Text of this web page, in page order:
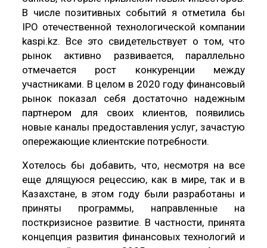
В числе позитивных событий я отметила бы
IPO отечественной технологической компании
kaspi.kz. Все это свидетельствует о том, что
рынок активно развивается, параллельно
отмечается рост конкуренции между
участниками. В целом в 2020 году финансовый
рынок показал себя достаточно надежным
партнером для своих клиентов, появились
новые каналы предоставления услуг, зачастую
опережающие клиентские потребности.
Хотелось бы добавить, что, несмотря на все
еще длящуюся рецессию, как в мире, так и в
Казахстане, в этом году были разработаны и
приняты программы, направленные на
посткризисное развитие. В частности, принята
концепция развития финансовых технологий и